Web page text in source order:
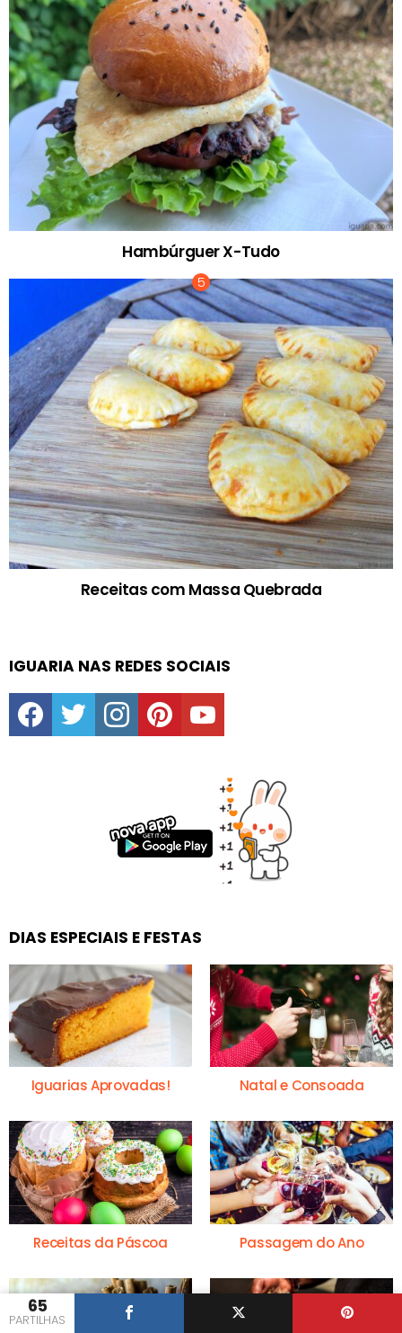
65
PARTILHAS
Hambúrguer X-Tudo
Receitas com Massa Quebrada
IGUARIA NAS REDES SOCIAIS
facebooktwitter instagrampinterestyoutube
DIAS ESPECIAIS E FESTAS
Iguarias Aprovadas! Natal e Consoada
Receitas da Páscoa Passagem do Ano